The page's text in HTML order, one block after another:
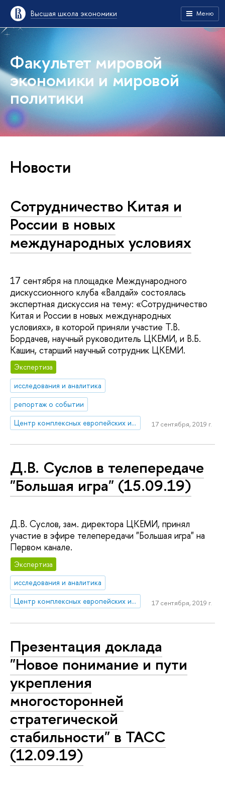
Высшая школа экономики Меню
Факультет мировой
экономики и мировой
политики
Новости
Сотрудничество Китая и
России в новых
международных условиях
17 сентября на площадке Международного
дискуссионного клуба «Валдай» состоялась
экспертная дискуссия на тему: «Сотрудничество
Китая и России в новых международных
условиях», в которой приняли участие Т.В.
Бордачев, научный руководитель ЦКЕМИ, и В.Б.
Кашин, старший научный сотрудник ЦКЕМИ.
Экспертиза
исследования и аналитика
репортаж о событии
Центр комплексных европейских и международных исследований (ЦКЕМИ)
17 сентября, 2019 г.
Д.В. Суслов в телепередаче
"Большая игра" (15.09.19)
Д.В. Суслов, зам. директора ЦКЕМИ, принял
участие в эфире телепередачи "Большая игра" на
Первом канале.
Экспертиза
исследования и аналитика
Центр комплексных европейских и международных исследований (ЦКЕМИ)
17 сентября, 2019 г.
Презентация доклада
"Новое понимание и пути
укрепления
многосторонней
стратегической
стабильности" в ТАСС
(12.09.19)